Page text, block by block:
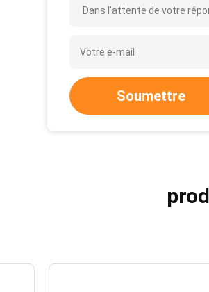
Dans l'attente de votre
Soumettre